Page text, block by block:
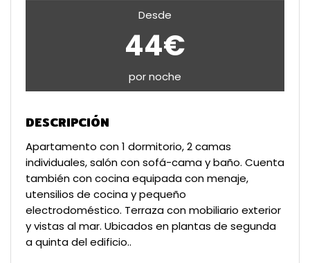
Desde
44€
por noche
DESCRIPCIÓN
Apartamento con 1 dormitorio, 2 camas
individuales, salón con sofá-cama y baño. Cuenta
también con cocina equipada con menaje,
utensilios de cocina y pequeño
electrodoméstico. Terraza con mobiliario exterior
y vistas al mar. Ubicados en plantas de segunda
a quinta del edificio..